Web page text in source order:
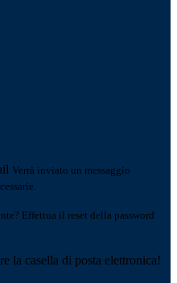
Verrà inviato un messaggio
Effettua il reset della password
la casella di posta elettronica!